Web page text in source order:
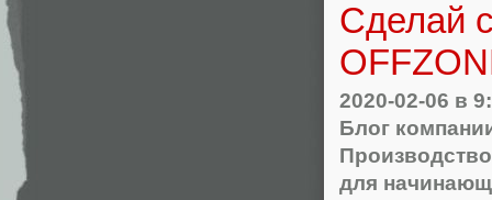
Сделай
2020-02-06 в
Блог
для